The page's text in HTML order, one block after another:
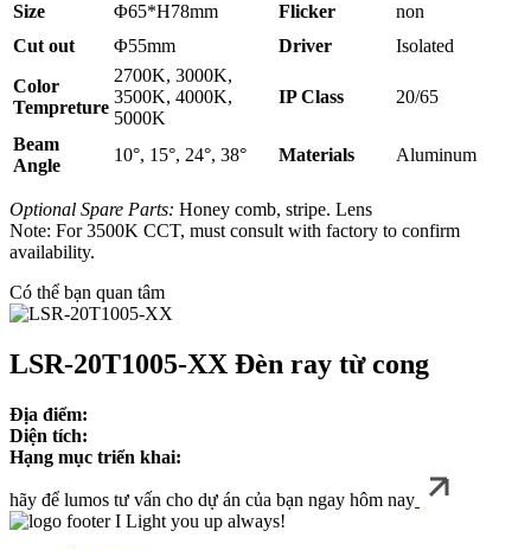
Size Φ65*H78mm Flicker
non
Cut out
Φ55mm Driver
Isolated
Color
Tempreture
2700K, 3000K,
3500K, 4000K,
5000K
IP Class 20/65
Beam
Angle
10°, 15°, 24°, 38° Materials Aluminum
Optional Spare Parts: Honey comb, stripe. Lens
Note: For 3500K CCT, must consult with factory to confirm
availability.
Có thể bạn quan tâm
LSR-20T1005-XX Đèn ray từ cong
Địa điểm:
Diện tích:
Hạng mục triển khai:
hãy để lumos tư vấn cho dự án của bạn ngay hôm nay
I Light you up always!